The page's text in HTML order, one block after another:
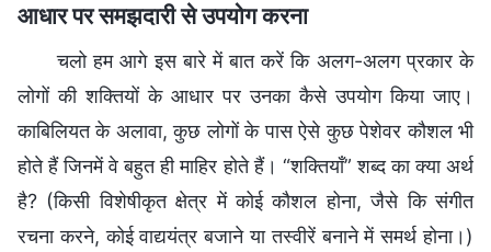
आधार पर समझदारी से उपयोग करना
चलो हम आगे इस बारे में बात करें कि अलग-अलग प्रकार के
लोगों की शक्तियों के आधार पर उनका कैसे उपयोग किया जाए।
काबिलियत के अलावा, कुछ लोगों के पास ऐसे कुछ पेशेवर कौशल भी
होते हैं जिनमें वे बहुत ही माहिर होते हैं। “शक्तियाँ” शब्द का क्या अर्थ
है? (किसी विशेषीकृत क्षेत्र में कोई कौशल होना, जैसे कि संगीत
रचना करने, कोई वाद्ययंत्र बजाने या तस्वीरें बनाने में समर्थ होना।)